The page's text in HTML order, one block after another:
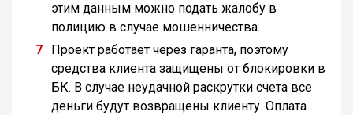
этим данным можно подать жалобу в
полицию в случае мошенничества.
Проект работает через гаранта, поэтому
средства клиента защищены от блокировки в
БК. В случае неудачной раскрутки счета все
деньги будут возвращены клиенту. Оплата